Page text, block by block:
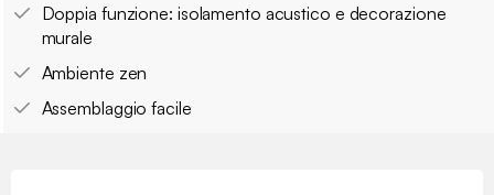
Doppia funzione: isolamento acustico e decorazione
murale
Ambiente zen
Assemblaggio facile